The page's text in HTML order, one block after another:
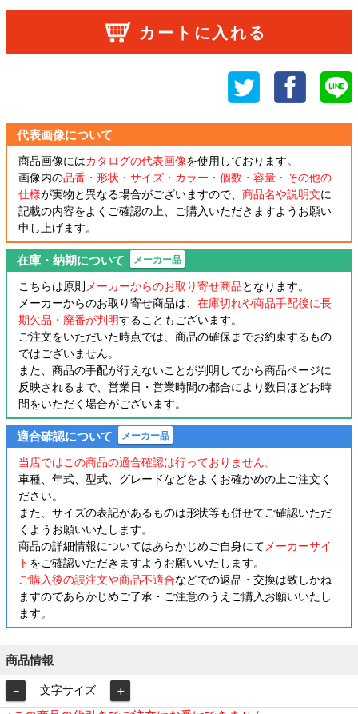
カートに入れる
代表画像について
商品画像にはカタログの代表画像を使用しております。
画像内の品番・形状・サイズ・カラー・個数・容量・その他の
仕様が実物と異なる場合がございますので、 商品名や説明文に
記載の内容をよくご確認の上、ご購入いただきますようお願い
申し上げます。
在庫・納期について メーカー品
こちらは原則メーカーからのお取り寄せ商品となります。
メーカーからのお取り寄せ商品は、 在庫切れや商品手配後に長
期欠品・廃番が判明することもございます。
ご注文をいただいた時点では、商品の確保までお約束するもの
ではございません。
また、商品の手配が行えないことが判明してから商品ページに
反映されるまで、営業日・営業時間の都合により数日ほどお時
間をいただく場合がございます。
適合確認について メーカー品
当店ではこの商品の適合確認は行っておりません。
車種、年式、型式、グレードなどをよくお確かめの上ご注文く
ださい。
また、サイズの表記があるものは形状等も併せてご確認いただ
くようお願いいたします。
商品の詳細情報についてはあらかじめご自身にてメーカーサイ
ト をご確認いただきますようお願いいたします。
ご購入後の誤注文や商品不適合などでの返品・交換は致しかね
ますのであらかじめご了承・ご注意のうえご購入お願いいたし
ます。
商品情報
－ 文字サイズ ＋